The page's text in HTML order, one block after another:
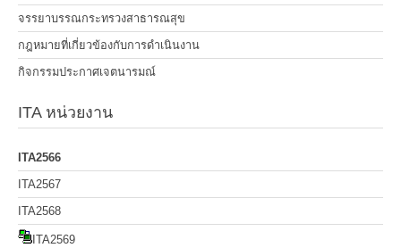
จรรยาบรรณกระทรวงสาธารณสุข
กฎหมายที่เกี่ยวข้องกับการดำเนินงาน
กิจกรรมประกาศเจตนารมณ์
ITA หน่วยงาน
ITA2566
ITA2567
ITA2568
ITA2569